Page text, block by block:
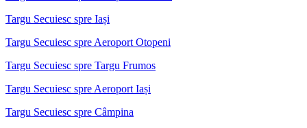
Targu Secuiesc spre Iași
Targu Secuiesc spre Aeroport Otopeni
Targu Secuiesc spre Targu Frumos
Targu Secuiesc spre Aeroport Iași
Targu Secuiesc spre Câmpina